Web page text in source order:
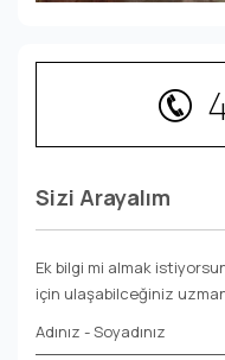
Sizi Arayalım
Ek bilgi mi almak
için ulaşabilceğiniz
Adınız - Soyadınız